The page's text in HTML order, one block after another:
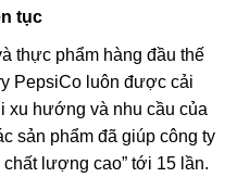
tục
thực phẩm hàng đầu thế
PepsiCo luôn được cải
xu hướng và nhu cầu của
sản phẩm đã giúp công ty
lượng cao” tới 15 lần.